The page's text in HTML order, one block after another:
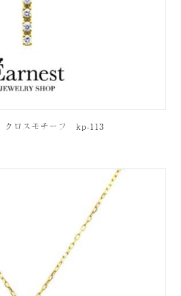
ロスモチーフ kp-113